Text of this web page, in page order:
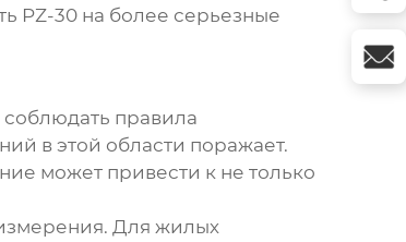
PZ-30на более серьезные
соблюдать правила
в этой области поражает.
может привести к не только
Для жилых